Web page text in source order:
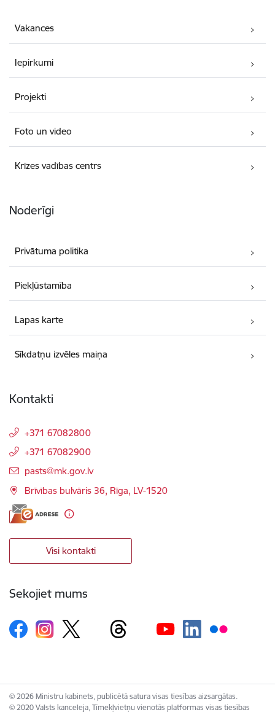
Vakances
Iepirkumi
Projekti
Foto un video
Krīzes vadības centrs
Noderīgi
Privātuma politika
Piekļūstamība
Lapas karte
Sīkdatņu izvēles maiņa
Kontakti
+371 67082800
+371 67082900
E-pasts:
pasts@mk.gov.lv
Brīvības bulvāris 36, Rīga, LV-1520
Visi kontakti
Sekojiet mums
© 2026 Ministru kabinets, publicētā satura visas tiesības aizsargātas.
© 2020 Valsts kanceleja, Tīmekļvietņu vienotās platformas visas tiesības